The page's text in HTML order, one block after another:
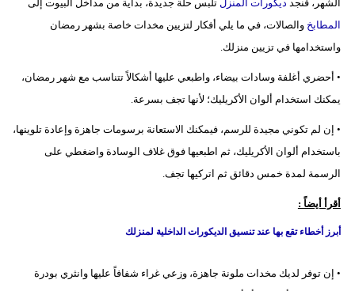
الشهر، فنجد ديكورات المنزل تلبس حلة جديدة، بداية من مداخل البيوت إلى
المطابخوالصالات، في ما يلي أفكار لتزيين مخدات خاصة بشهر رمضان
واستخدامها في تزيين منزلك.
• أحضري أغلفة وسادات بيضاء، واطبعي عليها أشكالاً تتناسب مع شهر رمضان،
يمكنك استخدام ألوان الأكريليك؛ لأنها تجف بسرعة.
• إن لم تكوني مجيدة للرسم، فيمكنك الاستعانة برسومات جاهزة وإعادة تلوينها،
باستخدام ألوان الأكريليك، ثم اطبعيها فوق غلاف الوسادة واضغطي على
الرسمة لمدة خمس دقائق ثم اتركيها تجف.
أقرأ أيضاً :
أبرز أخطاء تقع بها عند تنسيق الديكورات الداخلية لمنزلك
• إن توفر لديك مخدات ملونة جاهزة، وزعي غراء شفافاً عليها وانثري بودرة